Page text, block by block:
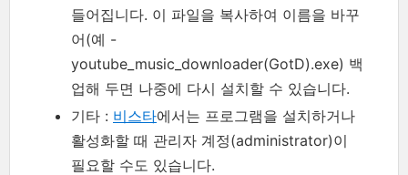
들어집니다. 이 파일을 복사하여 이름을 바꾸
어(예 -
youtube_music_downloader(GotD).exe) 백
업해 두면 나중에 다시 설치할 수 있습니다.
기타 : 비스타에서는 프로그램을 설치하거나
활성화할 때 관리자 계정(administrator)이
필요할 수도 있습니다.